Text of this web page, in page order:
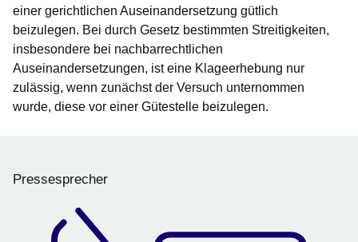
einer gerichtlichen Auseinandersetzung gütlich
beizulegen. Bei durch Gesetz bestimmten Streitigkeiten,
insbesondere bei nachbarrechtlichen
Auseinandersetzungen, ist eine Klageerhebung nur
zulässig, wenn zunächst der Versuch unternommen
wurde, diese vor einer Gütestelle beizulegen.
Pressesprecher